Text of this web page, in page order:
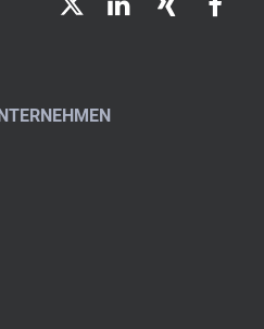
TwitterLinkedIn
Xing